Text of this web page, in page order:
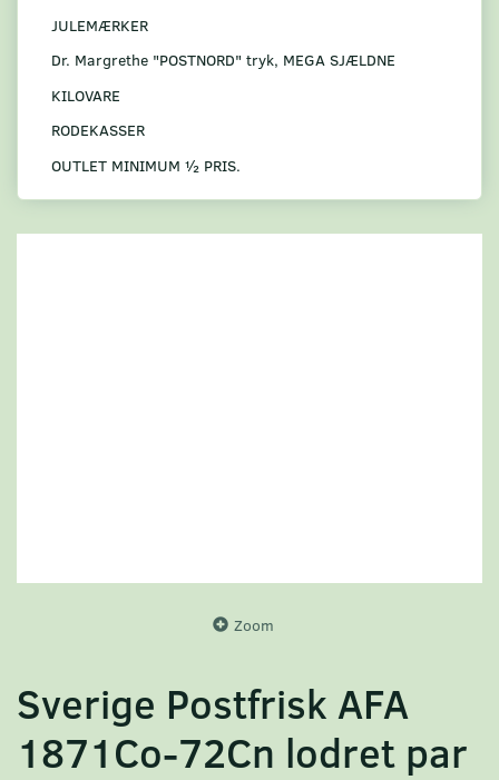
JULEMÆRKER
Dr. Margrethe "POSTNORD" tryk, MEGA SJÆLDNE
KILOVARE
RODEKASSER
OUTLET MINIMUM ½ PRIS.
Zoom
Sverige Postfrisk AFA
1871Co-72Cn lodret par